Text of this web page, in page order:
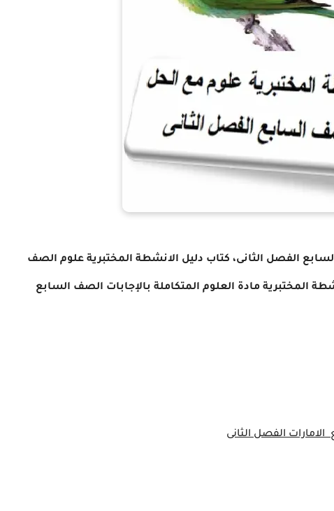
الفصل الثانى، كتاب دليل الانشطة المختبرية علوم الصف
المختبرية مادة العلوم المتكاملة بالإجابات الصف السابع
الامارات الفصل الثانى